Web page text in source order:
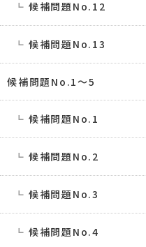
候補問題No.12
候補問題No.13
候補問題No.1〜5
候補問題No.1
候補問題No.2
候補問題No.3
候補問題No.4